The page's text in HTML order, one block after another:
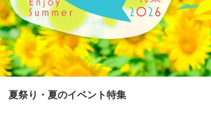
夏祭り・夏のイベント特集